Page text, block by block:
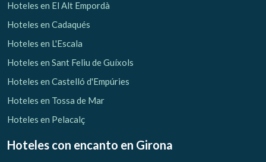
Hoteles en El Alt Empordà
Hoteles en Cadaqués
Hoteles en L'Escala
Hoteles en Sant Feliu de Guíxols
Hoteles en Castelló d'Empúries
Hoteles en Tossa de Mar
Hoteles en Pelacalç
Hoteles con encanto en Girona